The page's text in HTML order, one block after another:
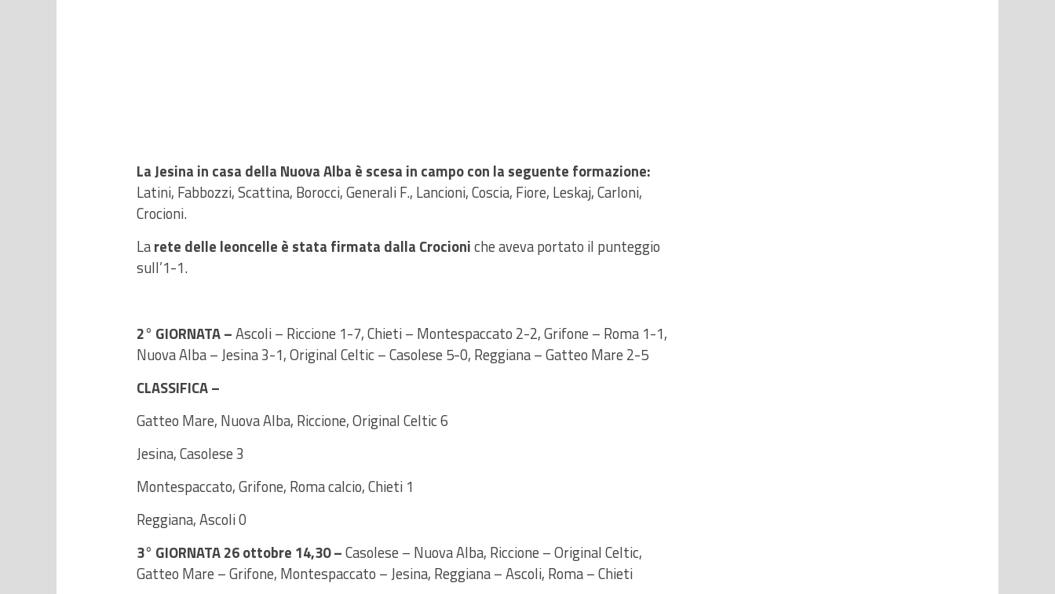
La Jesina in casa della Nuova Alba è scesa in campo con la seguente formazione:
Latini, Fabbozzi, Scattina, Borocci, Generali F., Lancioni, Coscia, Fiore, Leskaj, Carloni,
Crocioni.
Larete delle leoncelle è stata firmata dalla Crocioniche aveva portato il punteggio
sull’1-1.
2° GIORNATA –Ascoli – Riccione 1-7, Chieti – Montespaccato 2-2, Grifone – Roma 1-1,
Nuova Alba – Jesina 3-1, Original Celtic – Casolese 5-0, Reggiana – Gatteo Mare 2-5
CLASSIFICA –
Gatteo Mare, Nuova Alba, Riccione, Original Celtic 6
Jesina, Casolese 3
Montespaccato, Grifone, Roma calcio, Chieti 1
Reggiana, Ascoli 0
3° GIORNATA 26 ottobre 14,30 –Casolese – Nuova Alba, Riccione – Original Celtic,
Gatteo Mare – Grifone, Montespaccato – Jesina, Reggiana – Ascoli, Roma – Chieti